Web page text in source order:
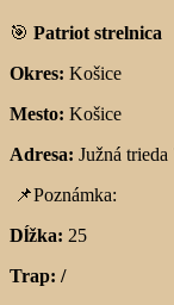
🎯 Patriot strelnica
Okres: Košice
Mesto: Košice
Adresa: Južná trieda
📌Poznámka:
Dĺžka: 25
Trap: /